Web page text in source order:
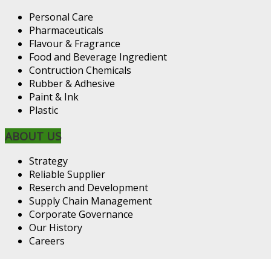
Personal Care
Pharmaceuticals
Flavour & Fragrance
Food and Beverage Ingredient
Contruction Chemicals
Rubber & Adhesive
Paint & Ink
Plastic
ABOUT US
Strategy
Reliable Supplier
Reserch and Development
Supply Chain Management
Corporate Governance
Our History
Careers